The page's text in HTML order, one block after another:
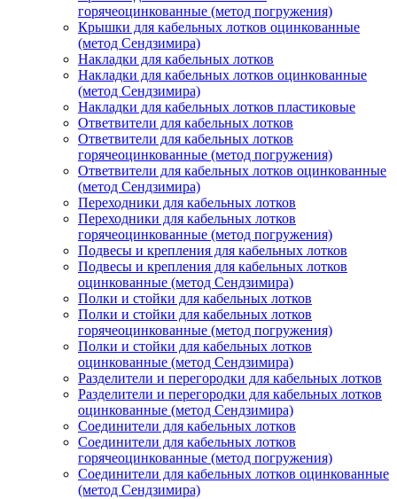
горячеоцинкованные (метод погружения)
Крышки для кабельных лотков оцинкованные
(метод Сендзимира)
Накладки для кабельных лотков
Накладки для кабельных лотков оцинкованные
(метод Сендзимира)
Накладки для кабельных лотков пластиковые
Ответвители для кабельных лотков
Ответвители для кабельных лотков
горячеоцинкованные (метод погружения)
Ответвители для кабельных лотков оцинкованные
(метод Сендзимира)
Переходники для кабельных лотков
Переходники для кабельных лотков
горячеоцинкованные (метод погружения)
Подвесы и крепления для кабельных лотков
Подвесы и крепления для кабельных лотков
оцинкованные (метод Сендзимира)
Полки и стойки для кабельных лотков
Полки и стойки для кабельных лотков
горячеоцинкованные (метод погружения)
Полки и стойки для кабельных лотков
оцинкованные (метод Сендзимира)
Разделители и перегородки для кабельных лотков
Разделители и перегородки для кабельных лотков
оцинкованные (метод Сендзимира)
Соединители для кабельных лотков
Соединители для кабельных лотков
горячеоцинкованные (метод погружения)
Соединители для кабельных лотков оцинкованные
(метод Сендзимира)